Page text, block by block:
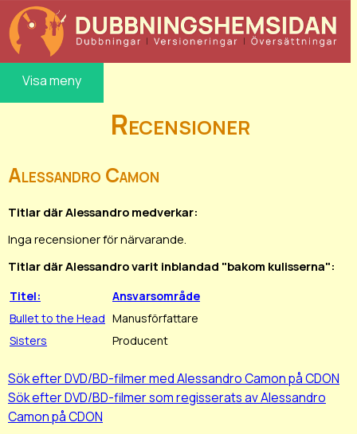
Visa meny
Recensioner
Alessandro Camon
Titlar där Alessandro medverkar:
Inga recensioner för närvarande.
Titlar där Alessandro varit inblandad "bakom kulisserna":
Titel:
Ansvarsområde
Bullet to the Head Manusförfattare
Sisters
Producent
Sök efter DVD/BD-filmer med Alessandro Camon på CDON
Sök efter DVD/BD-filmer som regisserats av Alessandro
Camon på CDON